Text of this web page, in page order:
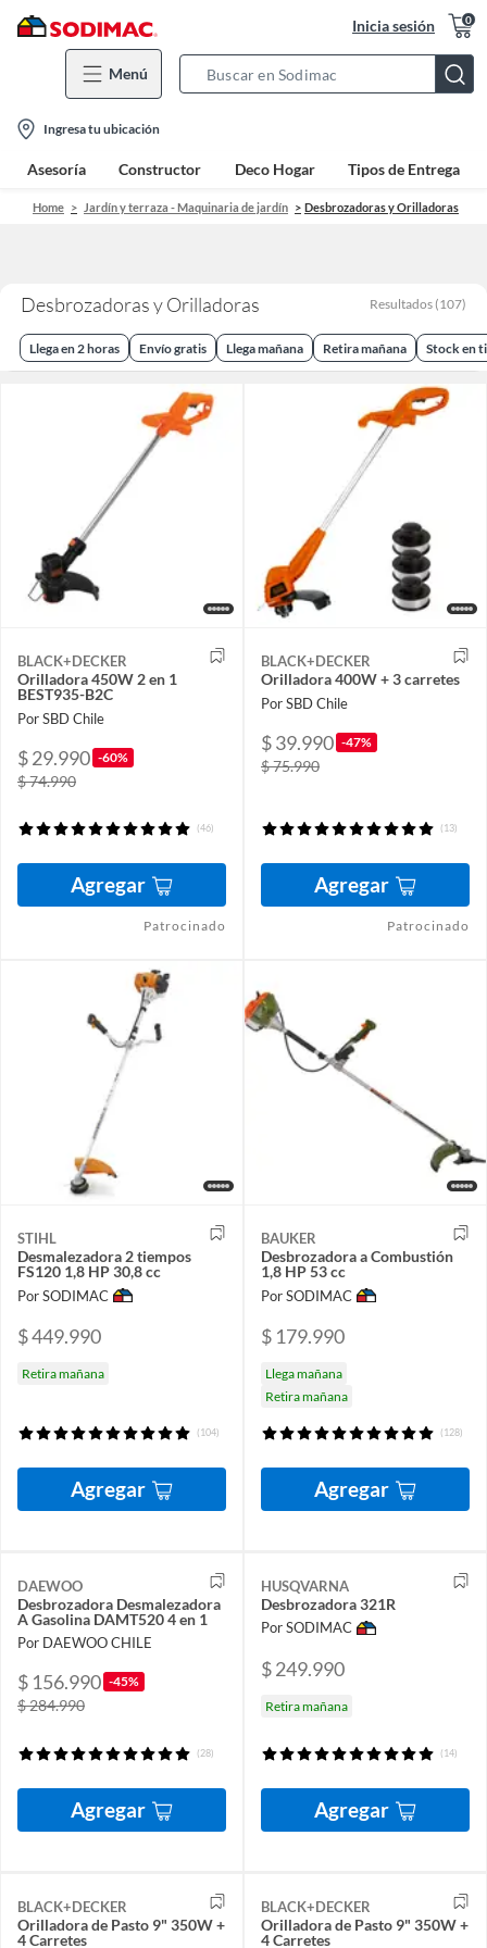
Inicia sesión 0
Menú
Bar
location-
icon
Ingresa tu ubicación
Asesoría Constructor Deco Hogar Tipos de Entrega
Home Jardín y terraza - Maquinaria de jardín Desbrozadoras y Orilladoras
Desbrozadoras y Orilladoras Resultados (107)
Llega en 2 horas Envío gratis Llega mañana Retira mañana Stock en
BLACK+DECKER
Orilladora 450W 2 en 1
BEST935-B2C
Por SBD Chile
$ 29.990 -60%
$ 74.990
(46)
Agregar
Patrocinado
BLACK+DECKER
Orilladora 400W + 3 carretes
Por SBD Chile
$ 39.990 -47%
$ 75.990
(13)
Agregar
Patrocinado
STIHL
Desmalezadora 2 tiempos
FS120 1,8 HP 30,8 cc
Por SODIMAC
$ 449.990
Retira mañana
(104)
Agregar
BAUKER
Desbrozadora a Combustión
1,8 HP 53 cc
Por SODIMAC
$ 179.990
Llega mañana
Retira mañana
(128)
Agregar
DAEWOO
Desbrozadora Desmalezadora
A Gasolina DAMT520 4 en 1
Por DAEWOO CHILE
$ 156.990 -45%
$ 284.990
(28)
Agregar
HUSQVARNA
Desbrozadora 321R
Por SODIMAC
$ 249.990
Retira mañana
(14)
Agregar
BLACK+DECKER
Orilladora de Pasto 9" 350W +
4 Carretes
BLACK+DECKER
Orilladora de Pasto 9" 350W +
4 Carretes